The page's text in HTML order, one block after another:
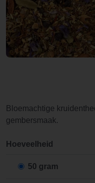
Bloemachtige
gembersmaak.
Hoeveelheid
50 gram